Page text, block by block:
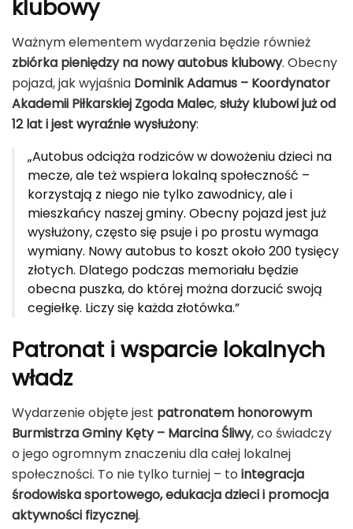
klubowy
Ważnym elementem wydarzenia będzie również
zbiórka pieniędzy na nowy autobus klubowy. Obecny
pojazd, jak wyjaśnia Dominik Adamus – Koordynator
Akademii Piłkarskiej Zgoda Malec,służy klubowi już od
12 lat i jest wyraźnie wysłużony:
„Autobus odciąża rodziców w dowożeniu dzieci na
mecze, ale też wspiera lokalną społeczność –
korzystają z niego nie tylko zawodnicy, ale i
mieszkańcy naszej gminy. Obecny pojazd jest już
wysłużony, często się psuje i po prostu wymaga
wymiany. Nowy autobus to koszt około 200 tysięcy
złotych. Dlatego podczas memoriału będzie
obecna puszka, do której można dorzucić swoją
cegiełkę. Liczy się każda złotówka.”
Patronat i wsparcie lokalnych
władz
Wydarzenie objęte jest patronatem honorowym
Burmistrza Gminy Kęty – Marcina Śliwy, co świadczy
o jego ogromnym znaczeniu dla całej lokalnej
społeczności. To nie tylko turniej – to integracja
środowiska sportowego, edukacja dzieci i promocja
aktywności fizycznej.